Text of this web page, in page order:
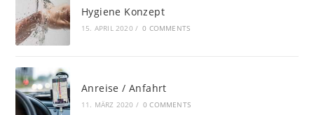
Hygiene Konzept
15. APRIL 2020 / 0 COMMENTS
Anreise / Anfahrt
11. MÄRZ 2020 / 0 COMMENTS